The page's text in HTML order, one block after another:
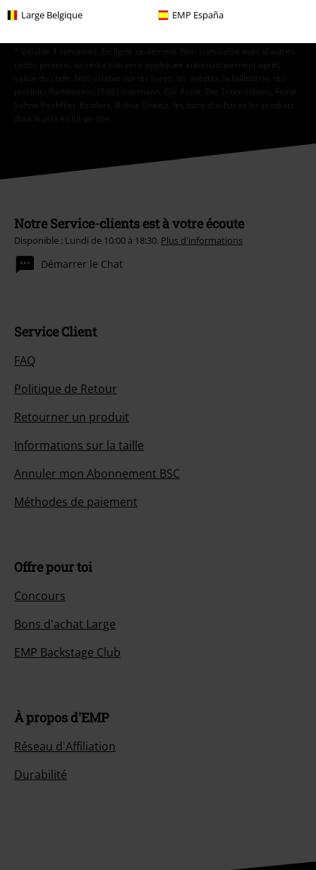
Large Belgique EMP España
S'abonner
* Valable 4 semaines. En ligne seulement. Non cumulable avec d'autres
codes promos. La réduction sera appliquée automatiquement après
saisie du code. Non valable sur les livres, les médias, la billetterie, les
produits Rammstein, (Till) Lindemann, Die Ärzte, Die Toten Hosen, Feine
Sahne Fischfilet, Broilers, Böhse Onkelz, les bons d'achat et les produits
dont le prix inclut un don.
Notre Service-clients est à votre écoute
Disponible : Lundi de 10:00 à 18:30. Plus d'informations
Démarrer le Chat
Service Client
FAQ
Politique de Retour
Retourner un produit
Informations sur la taille
Annuler mon Abonnement BSC
Méthodes de paiement
Offre pour toi
Concours
Bons d'achat Large
EMP Backstage Club
À propos d'EMP
Réseau d'Affiliation
Durabilité